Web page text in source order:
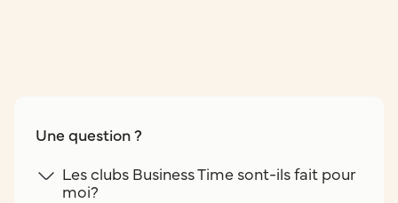
Une question ?
Les clubs Business Time sont-ils fait pour
moi?